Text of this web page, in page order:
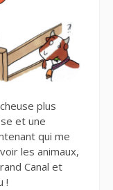
plus
et une
qui me
les animaux,
Canal et
!